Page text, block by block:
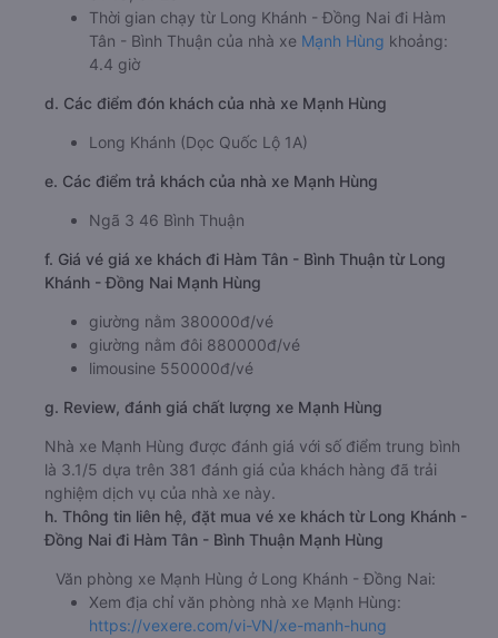
Giờ xuất phát ở Long Khánh - Đồng Nai: 20:30,
20:50, 20:55, 21:01
Giờ đến nơi ở Hàm Tân - Bình Thuận: 00:54, 01:14,
01:19, 01:25
Thời gian chạy từ Long Khánh - Đồng Nai đi Hàm
4.4 giờ
d. Các điểm đón khách của nhà xe Mạnh Hùng
Long Khánh (Dọc Quốc Lộ 1A)
e. Các điểm trả khách của nhà xe Mạnh Hùng
f. Giá vé giá xe khách đi Hàm Tân - Bình Thuận từ Long
Khánh - Đồng Nai Mạnh Hùng
giường nằm 380000đ/vé
limousine 550000đ/vé
g. Review, đánh giá chất lượng xe Mạnh Hùng
Nhà xe Mạnh Hùng được đánh giá với số điểm trung bình
là 3.1/5 dựa trên 381 đánh giá của khách hàng đã trải
nghiệm dịch vụ của nhà xe này.
h. Thông tin liên hệ, đặt mua vé xe khách từ Long Khánh -
Đồng Nai đi Hàm Tân - Bình Thuận Mạnh Hùng